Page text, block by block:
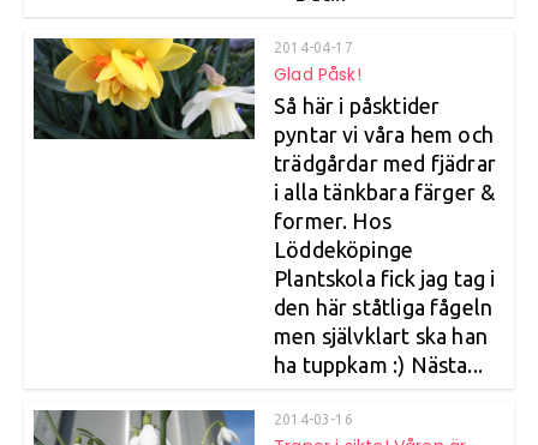
2014-04-17
Glad Påsk!
Så här i påsktider
pyntar vi våra hem och
trädgårdar med fjädrar
i alla tänkbara färger &
former. Hos
Löddeköpinge
Plantskola fick jag tag i
den här ståtliga fågeln
men självklart ska han
ha tuppkam :) Nästa...
2014-03-16